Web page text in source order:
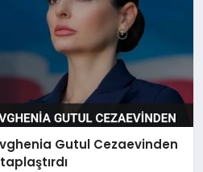
Gutul Cezaevinden